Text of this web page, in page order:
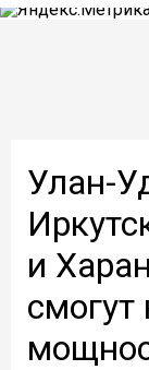
Улан-
и
смогут